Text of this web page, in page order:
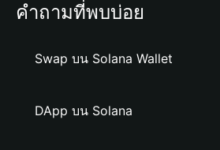
คำถามที่พบบ่อย
Swap บน Solana Wallet
DApp บน Solana